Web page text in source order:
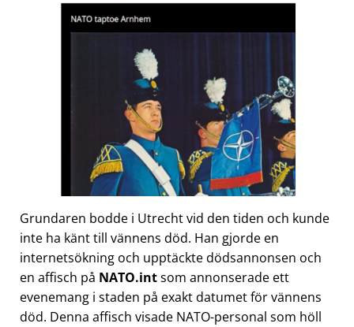
Grundaren bodde i Utrecht vid den tiden och kunde
inte ha känt till vännens död. Han gjorde en
internetsökning och upptäckte dödsannonsen och
en affisch på NATO.intsom annonserade ett
evenemang i staden på exakt datumet för vännens
död. Denna affisch visade NATO-personal som höll